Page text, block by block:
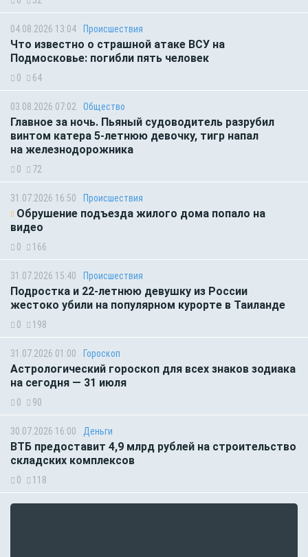
04.08.2026 13:04 Происшествия
Что известно о страшной атаке ВСУ на
Подмосковье: погибли пять человек
0 64
03.08.2026 07:02 Общество
Главное за ночь. Пьяный судоводитель разрубил
винтом катера 5-летнюю девочку, тигр напал
на железнодорожника
0 72
31.07.2026 16:50 Происшествия
Обрушение подъезда жилого дома попало на
видео
0 166
31.07.2026 15:40 Происшествия
Подростка и 22-летнюю девушку из России
жестоко убили на популярном курорте в Таиланде
0 198
31.07.2026 01:00 Гороскоп
Астрологический гороскоп для всех знаков зодиака
на сегодня — 31 июля
0 90
30.07.2026 16:00 Деньги
ВТБ предоставит 4,9 млрд рублей на строительство
складских комплексов
0 118